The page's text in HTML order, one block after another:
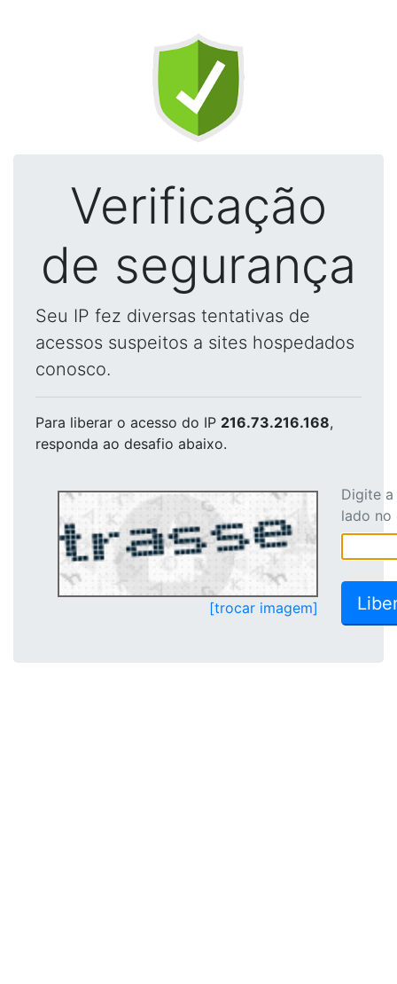
Verificação
de segurança
Seu IP fez diversas tentativas de
acessos suspeitos a sites hospedados
conosco.
Para liberar o acesso do IP 216.73.216.168,
responda ao desafio abaixo.
[trocar imagem]
Digite
lado no